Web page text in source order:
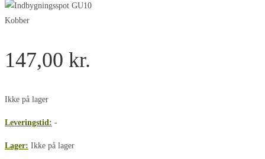
147,00 kr.
Ikke på lager
Leveringstid: -
Lager: Ikke på lager